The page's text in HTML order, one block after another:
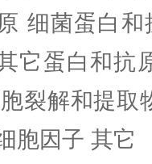
细菌蛋白
它蛋白和抗
裂解和提取
胞因子 其它